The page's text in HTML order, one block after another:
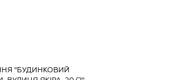
"БУДИНКОВИЙ